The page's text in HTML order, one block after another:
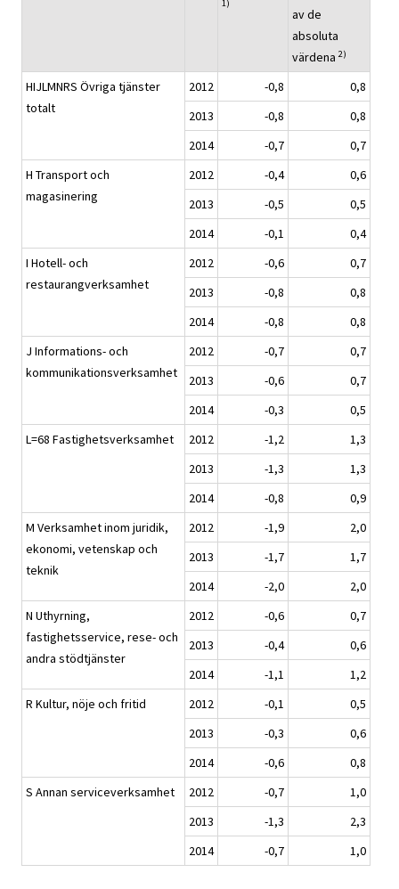
1)
av de
absoluta
värdena 2)
HIJLMNRS Övriga tjänster
totalt
2012 -0,8
0,8
2013
-0,8
0,8
2014
-0,7
0,7
H Transport och
magasinering
2012 -0,4
0,6
2013
-0,5
0,5
2014
-0,1
0,4
I Hotell- och
restaurangverksamhet
2012 -0,6
0,7
2013
-0,8
0,8
2014
-0,8
0,8
J Informations- och
kommunikationsverksamhet
2012 -0,7
0,7
2013
-0,6
0,7
2014
-0,3
0,5
L=68 Fastighetsverksamhet
2012 -1,2
1,3
2013
-1,3
1,3
2014
-0,8
0,9
M Verksamhet inom juridik,
ekonomi, vetenskap och
teknik
2012 -1,9
2,0
2013
-1,7
1,7
2014
-2,0
2,0
N Uthyrning,
fastighetsservice, rese- och
andra stödtjänster
2012 -0,6
0,7
2013
-0,4
0,6
2014
-1,1
1,2
R Kultur, nöje och fritid
2012 -0,1
0,5
2013
-0,3
0,6
2014
-0,6
0,8
S Annan serviceverksamhet
2012 -0,7
1,0
2013
-1,3
2,3
2014
-0,7 1,0